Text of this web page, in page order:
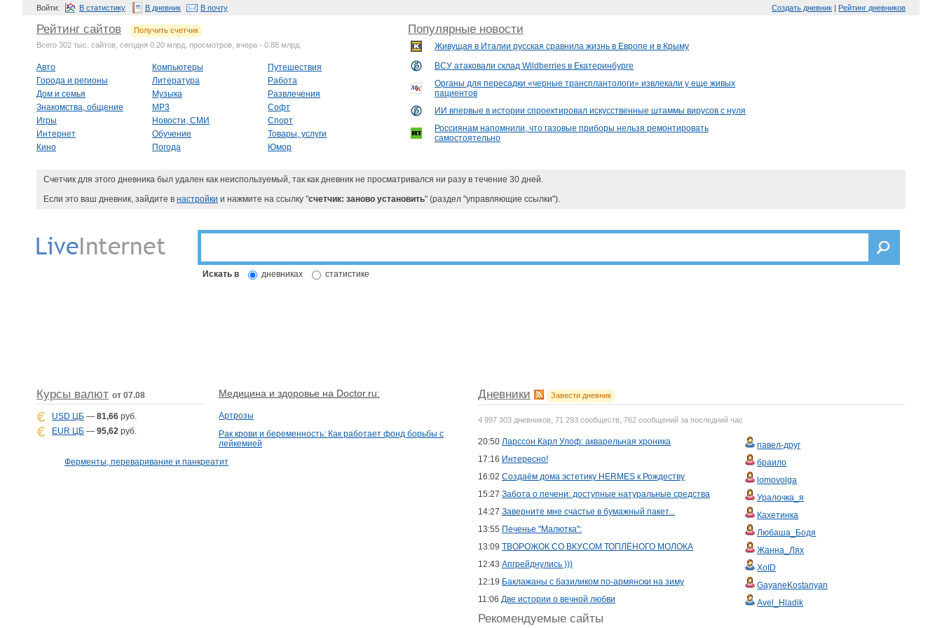
Войти: В статистику В дневник В почту Создать дневник | Рейтинг дневников
Популярные новости
Живущая в Италии русская сравнила жизнь в Европе и в Крыму
ВСУ атаковали склад Wildberries в Екатеринбурге
Органы для пересадки «черные трансплантологи» извлекали у еще живых
пациентов
ИИ впервые в истории спроектировал искусственные штаммы вирусов с нуля
Россиянам напомнили, что газовые приборы нельзя ремонтировать
самостоятельно
Рейтинг сайтов
Получить счетчик
Всего 302 тыс. сайтов, сегодня 0.20 млрд. просмотров, вчера - 0.88 млрд.
Авто
Города и регионы
Дом и семья
Знакомства, общение
Игры
Интернет
Кино
Компьютеры
Литература
Музыка
MP3
Новости, СМИ
Обучение
Погода
Путешествия
Работа
Развлечения
Софт
Спорт
Товары, услуги
Юмор
Счетчик для этого дневника был удален как неиспользуемый, так как дневник не просматривался ни разу в течение 30 дней.
Если это ваш дневник, зайдите в настройки и нажмите на ссылку "счетчик: заново установить" (раздел "управляющие ссылки").
Искать в дневниках статистике
Дневники Завести дневник
4 997 303 дневников, 71 293 сообществ, 762 сообщений за последний час
20:50 Ларссон Карл Улоф: акварельная хроника
павел-друг
17:16 Интересно!
браило
16:02 Создаём дома эстетику HERMES к Рождеству
lomovolga
15:27 Забота о печени: доступные натуральные средства
Уралочка_я
14:27 Заверните мне счастье в бумажный пакет...
Кахетинка
13:55 Печенье "Малютка":
Любаша_Бодя
13:09 ТВОРОЖОК СО ВКУСОМ ТОПЛЁНОГО МОЛОКА
Жанна_Лях
12:43 Апгрейднулись )))
XoID
12:19 Баклажаны с базиликом по-армянски на зиму
GayaneKostanyan
11:06 Две истории о вечной любви Avel_Hladik
Рекомендуемые сайты
Курсы валют от 07.08
USD ЦБ — 81,66 руб.
EUR ЦБ — 95,62 руб.
Медицина и здоровье на Doctor.ru:
Артрозы
Рак крови и беременность: Как работает фонд борьбы с
лейкемией
Ферменты, переваривание и панкреатит